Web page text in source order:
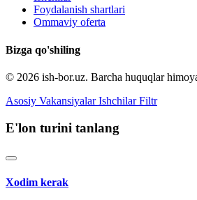
Foydalanish shartlari
Ommaviy oferta
Bizga qo'shiling
© 2026 ish-bor.uz. Barcha huquqlar
Asosiy Vakansiyalar Ishchilar Filtr
E'lon turini tanlang
Xodim kerak